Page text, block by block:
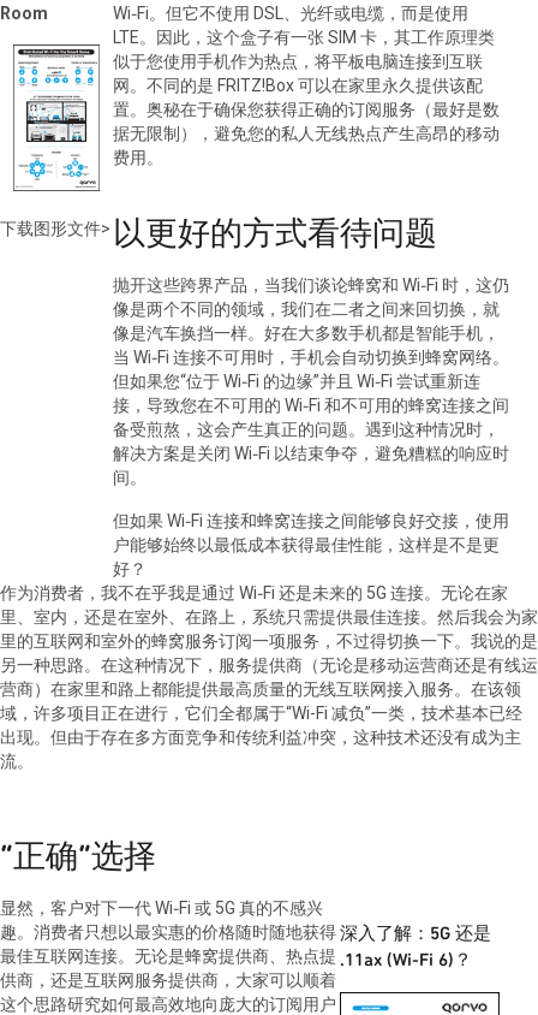
Room
下载图形文件>
Wi‑Fi。但它不使用 DSL
、光纤或电缆，而是使用
LTE。因此，这个盒子有一张 SIM 卡，其工作原理类
似于您使用手机作为热点，将平板电脑连接到互联
网。不同的是 FRITZ!Box可以在家里永久提供该配
置。奥秘在于确保您获得正确的订阅服务（最好是数
据无限制），避免您的私人无线热点产生高昂的移动
费用。
以更好的方式看待问题
抛开这些跨界产品，当我们谈论蜂窝和 Wi‑Fi 时，这仍
像是两个不同的领域，我们在二者之间来回切换，就
像是汽车换挡一样。好在大多数手机都是智能手机，
当 Wi‑Fi 连接不可用时，手机会自动切换到蜂窝网络。
但如果您“位于Wi‑Fi 的边缘”并且 Wi‑Fi 尝试重新连
接，导致您在不可用的 Wi‑Fi 和不可用的蜂窝连接之间
备受煎熬，这会产生真正的问题。遇到这种情况时，
解决方案是关闭 Wi‑Fi 以结束争夺，避免糟糕的响应时
间。
但如果 Wi‑Fi 连接和蜂窝连接之间能够良好交接，使用
户能够始终以最低成本获得最佳性能，这样是不是更
好？
作为消费者，我不在乎我是通过 Wi‑Fi 还是未来的 5G 连接。无论在家
里、室内，还是在室外、在路上，系统只需提供最佳连接。然后我会为家
里的互联网和室外的蜂窝服务订阅一项服务，不过得切换一下。我说的是
另一种思路。在这种情况下，服务提供商（无论是移动运营商还是有线运
营商）在家里和路上都能提供最高质量的无线互联网接入服务。在该领
域，许多项目正在进行，它们全都属于“Wi-Fi 减负”一类，技术基本已经
出现。但由于存在多方面竞争和传统利益冲突，这种技术还没有成为主
流。
“正确”选择
显然，客户对下一代Wi‑Fi 或 5G 真的不感兴
趣。消费者只想以最实惠的价格随时随地获得
最佳互联网连接。无论是蜂窝提供商、热点提
供商，还是互联网服务提供商，大家可以顺着
这个思路研究如何最高效地向庞大的订阅用户
深入了解： 5G 还是
.11ax (Wi-Fi 6) ？